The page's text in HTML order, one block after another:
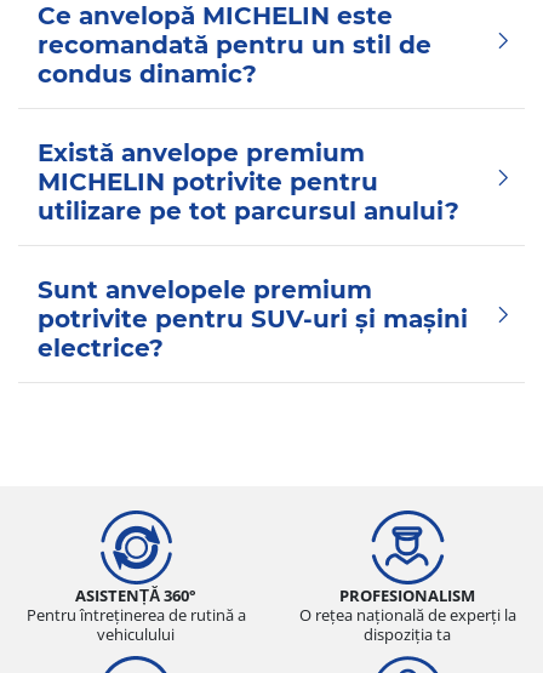
Ce anvelopă MICHELIN este
recomandată pentru un stil de
condus dinamic?
Există anvelope premium
MICHELIN potrivite pentru
utilizare pe tot parcursul anului?
Sunt anvelopele premium
potrivite pentru SUV-uri și mașini
electrice?
ASISTENȚĂ 360°
Pentru întreținerea de rutină a
vehiculului
PROFESIONALISM
O rețea națională de experți la
dispoziția ta